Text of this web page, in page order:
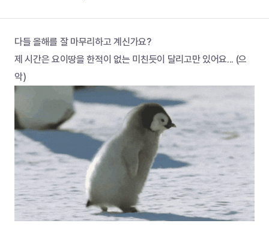
다들 올해를 잘 마무리하고 계신가요?
제 시간은 요이땅을 한적이 없는 미친듯이 달리고만 있어요... (으
악)